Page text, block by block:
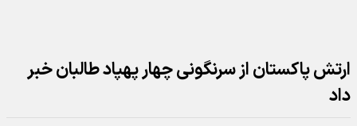
ارتش پاکستان از سرنگونی چهار پهپاد طالبان خبر
داد